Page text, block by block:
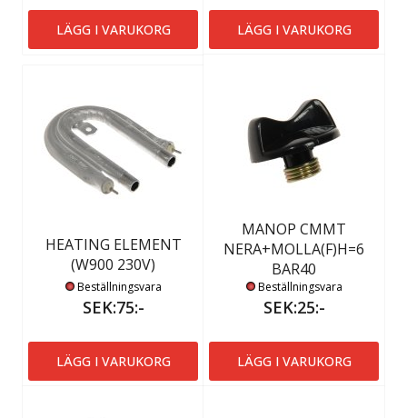
LÄGG I VARUKORG LÄGG I VARUKORG
HEATING ELEMENT
(W900 230V)
Beställningsvara
SEK:75:-
LÄGG I VARUKORG
MANOP CMMT
NERA+MOLLA(F)H=6
BAR40
Beställningsvara
SEK:25:-
LÄGG I VARUKORG